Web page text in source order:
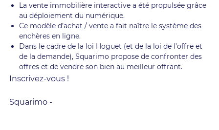
La vente immobilière interactive a été propulsée grâce
au déploiement du numérique.
Ce modèle d’achat / vente a fait naître le système des
enchères en ligne.
Dans le cadre de la loi Hoguet (et de la loi de l’offre et
de la demande), Squarimo propose de confronter des
offres et de vendre son bien au meilleur offrant.
Inscrivez-vous !
Squarimo -